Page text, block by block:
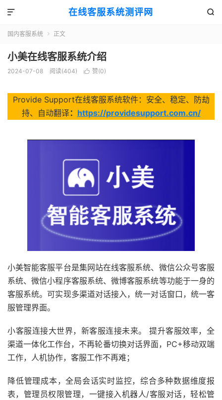
在线客服系统测评网 

国内客服系统  正文
小美在线客服系统介绍
2024-07-08 阅读(404)  赞(0)
Provide Support在线客服系统软件：安全、稳定、防劫
持、自动翻译： https://providesupport.com.cn/
小美智能客服平台是集网站在线客服系统、微信公众号客服
系统、微信小程序客服系统、微博客服系统等功能于一身的
客服系统。可实现多渠道对话接入，统一对话窗口，统一客
服管理界面。
小客服连接大世界，新客服连接未来。 提升客服效率，全
渠道一体化工作台，不再轮番切换对话界面，PC+移动双端
工作，人机协作，客服工作不再难；
降低管理成本，全局会话实时监控，综合多种数据维度报
表，管理员权限管理，一键接入机器人/客服对话，轻松管